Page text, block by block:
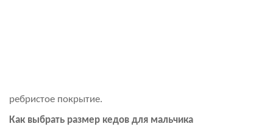
ребристое покрытие.
Как выбрать размер кедов для мальчика